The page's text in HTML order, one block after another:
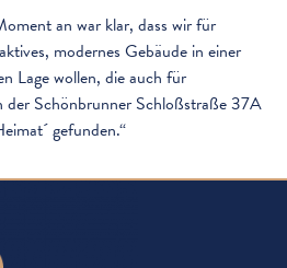
an war klar, dass wir für
modernes Gebäude in einer
Lage wollen, die auch für
der Schönbrunner Schloßstraße 37A
gefunden.“